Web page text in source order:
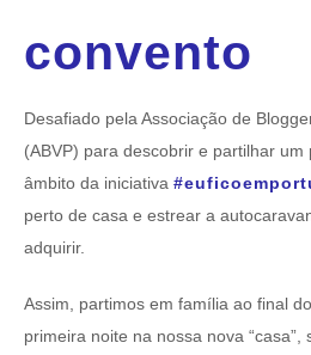
convento
Desafiado pela Associação de
(ABVP) para descobrir e partilhar
âmbito da iniciativa
perto de casa e estrear a
adquirir.
Assim, partimos em família ao final
primeira noite na nossa nova